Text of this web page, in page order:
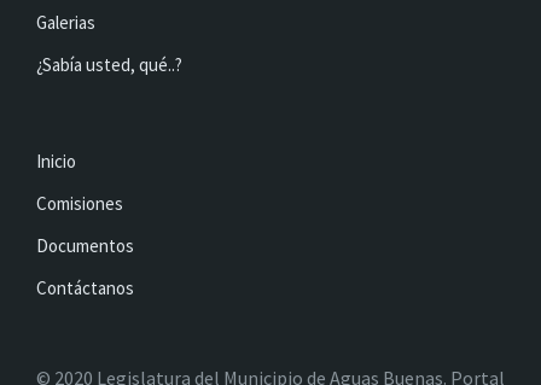
Galerias
¿Sabía usted, qué..?
Inicio
Comisiones
Documentos
Contáctanos
© 2020 Legislatura del Municipio de Aguas Buenas. Portal